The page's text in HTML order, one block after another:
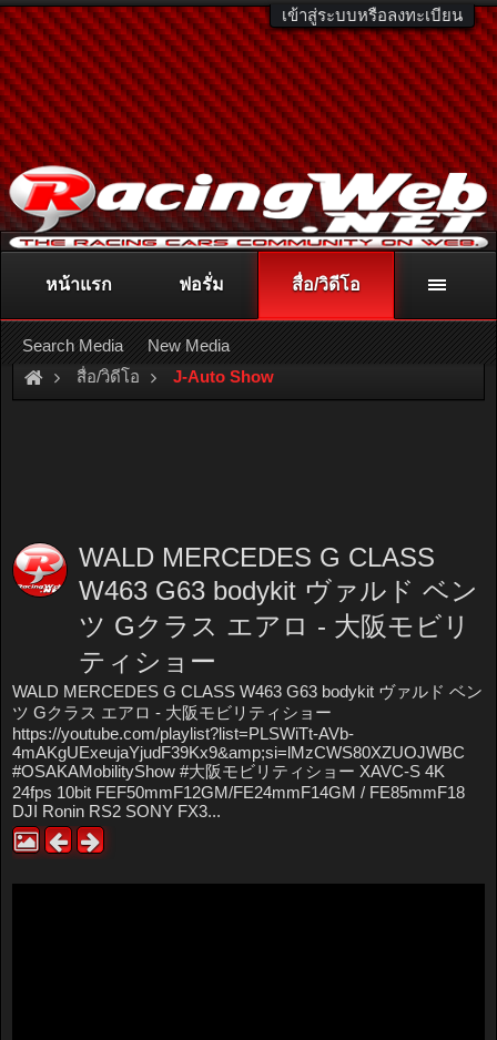
เข้าสู่ระบบหรือลงทะเบียน
ติดต่อลงโฆษณา racingweb@gmail.comหรือโทร. 081-811-1138
หรืออ่านรายละเอียดเพิ่มเติม คลิกที่นี่
สื่อ/วิดีโอ J-Auto Show
WALD MERCEDES G CLASS
W463 G63 bodykit ヴァルド ベン
ツ Gクラス エアロ - 大阪モビリ
ティショー
WALD MERCEDES G CLASS W463 G63 bodykit ヴァルド ベン
ツ Gクラス エアロ - 大阪モビリティショー
https://youtube.com/playlist?list=PLSWiTt-AVb-
4mAKgUExeujaYjudF39Kx9&amp;si=lMzCWS80XZUOJWBC
#OSAKAMobilityShow #大阪モビリティショー XAVC-S 4K
24fps 10bit FEF50mmF12GM/FE24mmF14GM / FE85mmF18
DJI Ronin RS2 SONY FX3...
หน้าแรก ฟอรั่ม สื่อ/วิดีโอ
Search Media New Media